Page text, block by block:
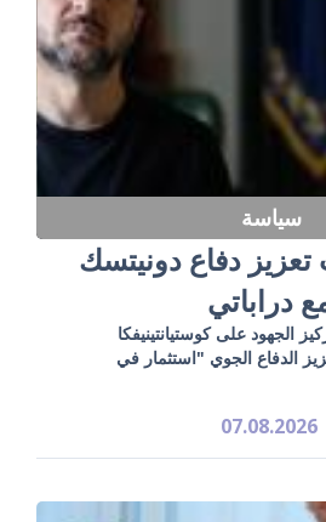
سياسة
دفاع دونيتسك
دراباتي
الجهود على كوستيانتينيفكا
الدفاع الجوي "استثمار في
07.08.2026